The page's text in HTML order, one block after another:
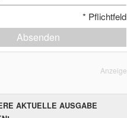
* Pflichtfeld
Absenden
Anzeige
AKTUELLE AUSGABE